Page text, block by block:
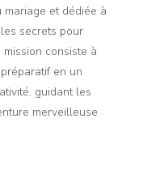
mariage et dédiée à
secrets pour
consiste à
en un
guidant les
merveilleuse